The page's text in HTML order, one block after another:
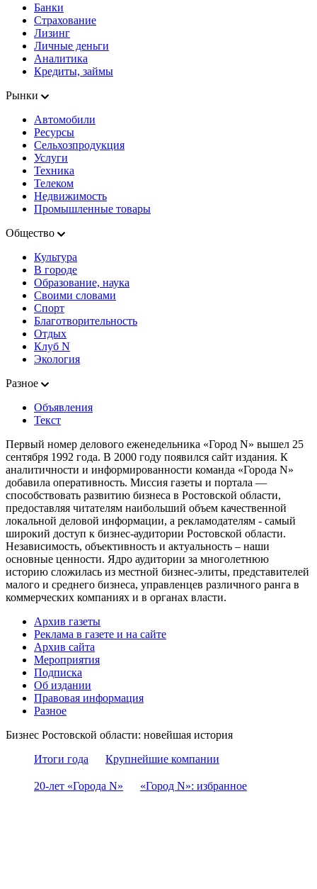
Банки
Страхование
Лизинг
Личные деньги
Аналитика
Кредиты, займы
Рынки
Автомобили
Ресурсы
Сельхозпродукция
Услуги
Техника
Телеком
Недвижимость
Промышленные товары
Общество
Культура
В городе
Образование, наука
Своими словами
Спорт
Благотворительность
Отдых
Клуб N
Экология
Разное
Объявления
Текст
Первый номер делового еженедельника «Город N» вышел 25
сентября 1992 года. В 2000 году появился сайт издания. К
аналитичности и информированности команда «Города N»
добавила оперативность. Миссия газеты и портала —
способствовать развитию бизнеса в Ростовской области,
предоставляя читателям наибольший объем качественной
локальной деловой информации, а рекламодателям - самый
широкий доступ к бизнес-аудитории Ростовской области.
Независимость, объективность и актуальность – наши
основные ценности. Ядро аудитории за многолетнюю
историю сложилась из местной бизнес-элиты, представителей
малого и среднего бизнеса, управленцев различного ранга в
коммерческих компаниях и в органах власти.
Архив газеты
Реклама в газете и на сайте
Архив сайта
Мероприятия
Подписка
Об издании
Правовая информация
Разное
Бизнес Ростовской области: новейшая история
Итоги года
Крупнейшие компании
20-лет «Города N» «Город N»: избранное